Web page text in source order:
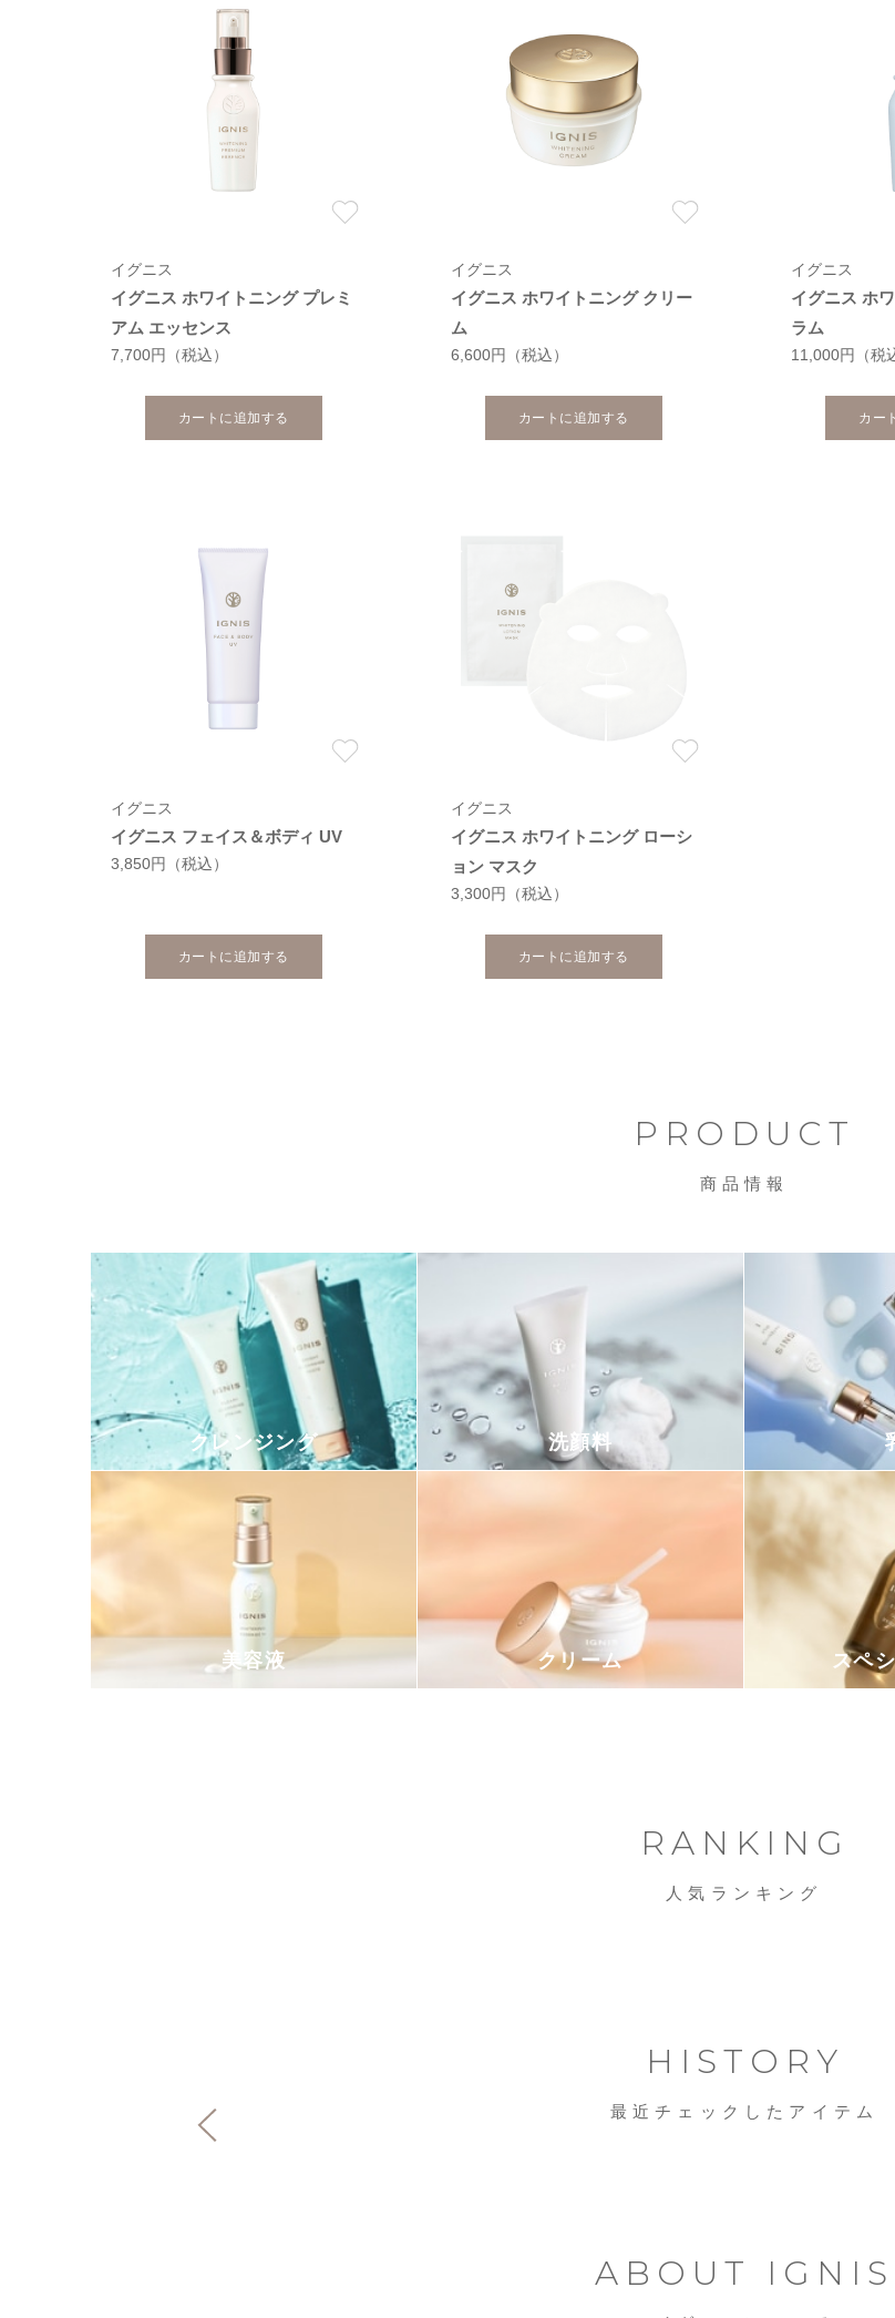
イグニス
イグニス ホワイトニング プレミ
アム エッセンス
7,700円 （税込）
カートに追加する
イグニス
イグニス ホワイトニング クリー
ム
6,600円 （税込）
カートに追加する
イグニス
イグニス ホ
ラム
11,000円 （税
カー
イグニス
イグニス フェイス＆ボディ UV
3,850円 （税込）
カートに追加する
イグニス
イグニス ホワイトニング ローシ
ョン マスク
3,300円 （税込）
カートに追加する
PRODUCT
商品情報
クレンジング 洗顔料
美容液 クリーム スペ
RANKING
人気ランキング
HISTORY
最近チェックしたアイテム
ABOUT IGNIS